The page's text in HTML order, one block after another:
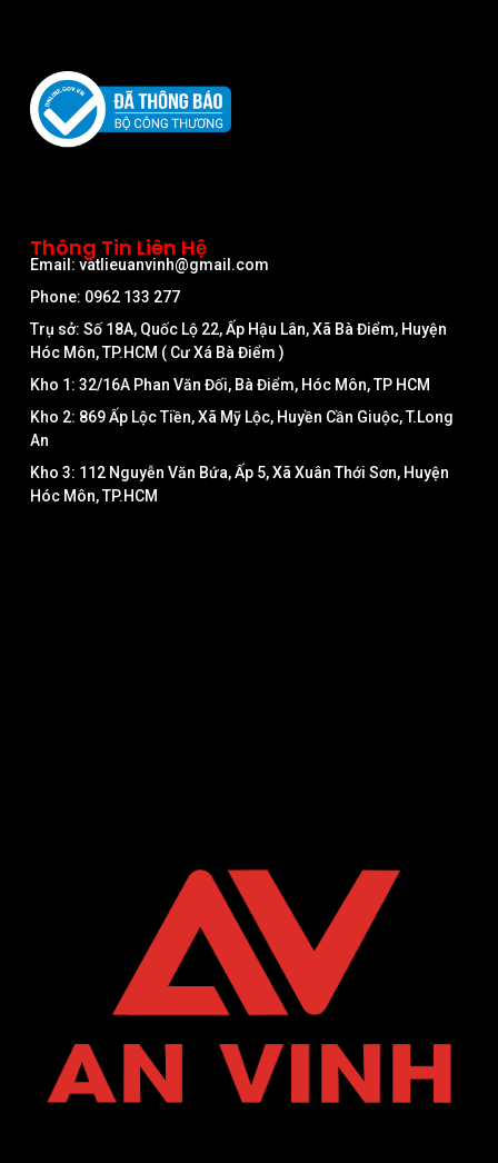
Thông Tin Liên Hệ
Email: vatlieuanvinh@gmail.com
Phone: 0962 133 277
Trụ sở: Số 18A, Quốc Lộ 22, Ấp Hậu Lân, Xã Bà Điểm, Huyện
Hóc Môn, TP.HCM ( Cư Xá Bà Điểm )
Kho 1: 32/16A Phan Văn Đối, Bà Điểm, Hóc Môn, TP HCM
Kho 2: 869 Ấp Lộc Tiền, Xã Mỹ Lộc, Huyền Cần Giuộc, T.Long
An
Kho 3: 112 Nguyễn Văn Bứa, Ấp 5, Xã Xuân Thới Sơn, Huyện
Hóc Môn, TP.HCM